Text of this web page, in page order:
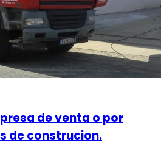
de venta o por
de construcion.